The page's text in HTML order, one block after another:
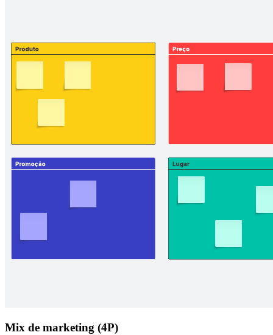
Mix de marketing (4P)